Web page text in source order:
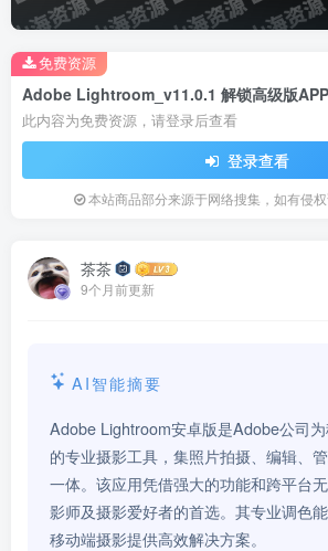
此内容为免费资源，请登录后查看
登录查看
本站商品部分来源于网络搜集，如有侵
免费资源
茶茶
9个月前更新
AI智能摘要
Adobe Lightroom安卓版是Adobe公司
的专业摄影工具，集照片拍摄、编辑、
一体。该应用凭借强大的功能和跨平台
影师及摄影爱好者的首选。其专业调色
移动端摄影提供高效解决方案。